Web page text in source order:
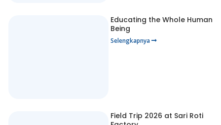
Educating the Whole Human
Being
Selengkapnya
Field Trip 2026 at Sari Roti